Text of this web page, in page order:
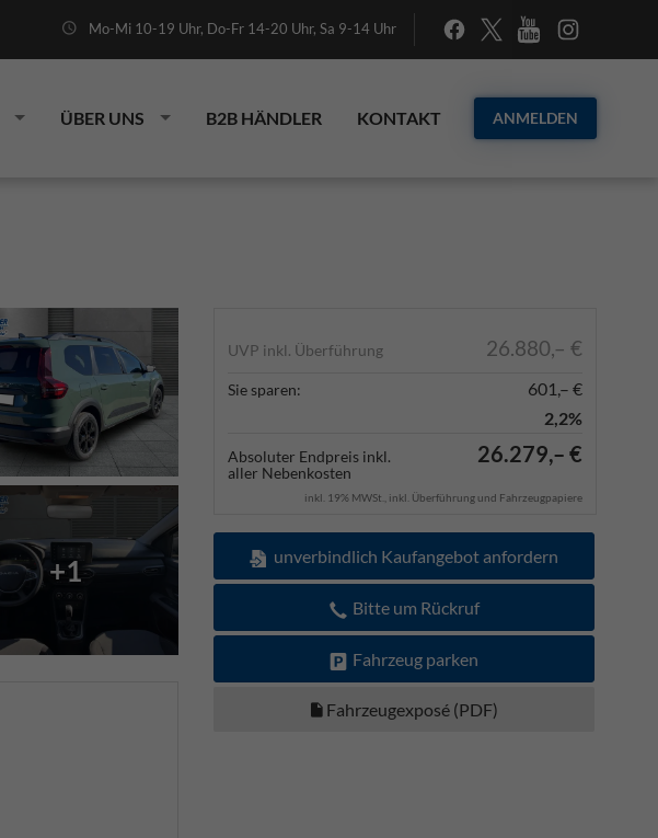
Mo-Mi 10-19 Uhr, Do-Fr 14-20 Uhr, Sa 9-14 Uhr
ÜBER UNS B2B HÄNDLER KONTAKT ANMELDEN
UVP inkl. Überführung 26.880,– €
Sie sparen:
601,– €
2,2%
Absoluter Endpreis inkl.
aller Nebenkosten
26.279,– €
inkl. 19% MWSt., inkl. Überführung und Fahrzeugpapiere
unverbindlich Kaufangebot anfordern
Bitte um Rückruf
Fahrzeug parken
Fahrzeugexposé (PDF)
+1